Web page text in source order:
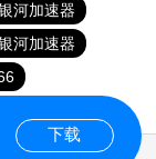
河加速器
河加速器
下载